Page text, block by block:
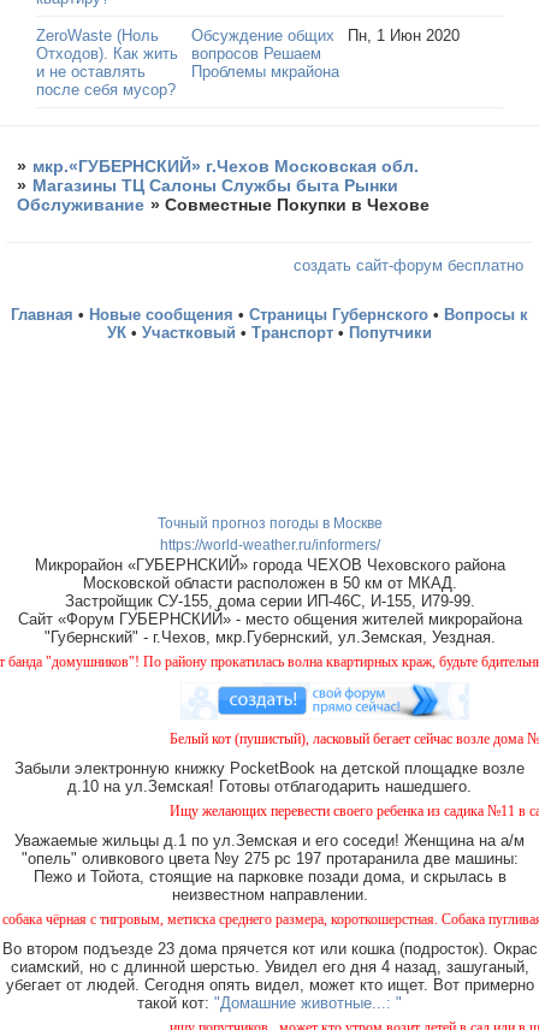
ZeroWaste (Ноль
Отходов). Как жить
и не оставлять
после себя мусор?
Обсуждение общих
вопросов Решаем
Проблемы мкрайона
Пн, 1 Июн 2020
» мкр.«ГУБЕРНСКИЙ» г.Чехов Московская обл.
» Магазины ТЦ Салоны Службы быта Рынки
Обслуживание »Совместные Покупки в Чехове
создать сайт-форум бесплатно
Главная • Новые сообщения • Страницы Губернского • Вопросы к
УК • Участковый • Транспорт • Попутчики
Точный прогноз погоды в Москве
https://world-weather.ru/informers/
Микрорайон «ГУБЕРНСКИЙ» города ЧЕХОВ Чеховского района
Московской области расположен в 50 км от МКАД.
Застройщик СУ-155, дома серии ИП-46С, И-155, И79-99.
Сайт «Форум ГУБЕРНСКИЙ» - место общения жителей микрорайона
"Губернский" - г.Чехов, мкр.Губернский, ул.Земская, Уездная.
По району прокатилась волна квартирных краж, будьте бдительны!
Белый кот (пушистый), ласковый бегает сейчас возле дома №
Забыли электронную книжку PocketBook на детской площадке возле
д.10 на ул.Земская! Готовы отблагодарить нашедшего.
Ищу желающих перевести своего ребенка из садика №11 в
Уважаемые жильцы д.1 по ул.Земская и его соседи! Женщина на а/м
"опель" оливкового цвета №у 275 рс 197 протаранила две машины:
Пежо и Тойота, стоящие на парковке позади дома, и скрылась в
неизвестном направлении.
с тигровым, метиска среднего размера, короткошерстная. Собака пугливая, не
Во втором подъезде 23 дома прячется кот или кошка (подросток). Окрас
сиамский, но с длинной шерстью. Увидел его дня 4 назад, зашуганый,
убегает от людей. Сегодня опять видел, может кто ищет. Вот примерно
такой кот: "Домашние животные...: "